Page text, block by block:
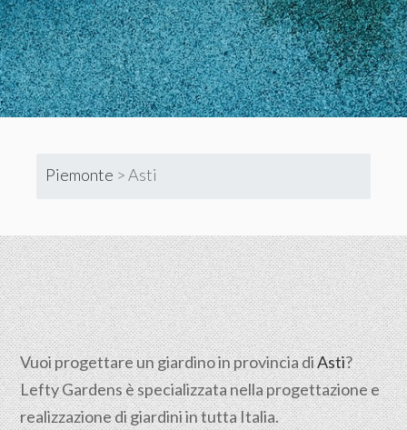
Piemonte >Asti
Vuoi progettare un giardino in provincia diAsti?
Lefty Gardens è specializzata nella progettazione e
realizzazione di giardini in tutta Italia.